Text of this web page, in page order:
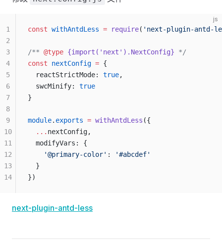
js
const withAntdLess = require( 'next-plugin-antd-
/** @type {import('next').NextConfig} */
const nextConfig = {
  reactStrictMode:
true,
  swcMinify:
true
}
module. exports = withAntdLess ({
  ...
nextConfig,
  modifyVars: {
    '@primary-color'
:
'#abcdef'
  }
})
1
2
3
4
5
6
7
8
9
10
11
12
13
14
next-plugin-antd-less